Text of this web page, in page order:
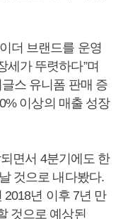
더 브랜드를 운영
세가 뚜렷하다”며
스 유니폼 판매 증
이상의 매출 성장
면서 4분기에도 한
것으로 내다봤다.
2018년 이후 7년 만
것으로 예상된